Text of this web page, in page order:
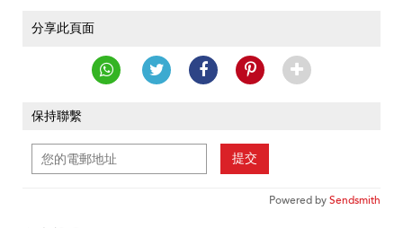
分享此頁面
保持聯繫
提交
Powered bySendsmith